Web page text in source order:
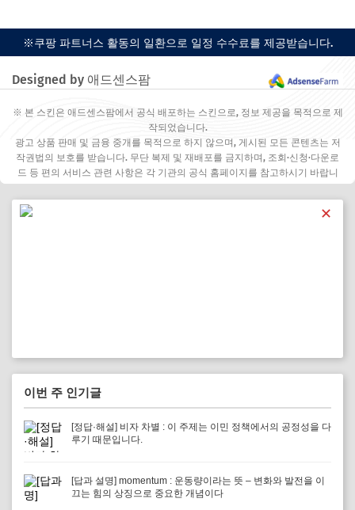
※쿠팡 파트너스 활동의 일환으로 일정 수수료를 제공받습니다.
Designed by 애드센스팜
※ 본 스킨은 애드센스팜에서 공식 배포하는 스킨으로, 정보 제공을 목적으로 제
작되었습니다.
광고 상품 판매 및 금융 중개를 목적으로 하지 않으며, 게시된 모든 콘텐츠는 저
작권법의 보호를 받습니다. 무단 복제 및 재배포를 금지하며, 조회·신청·다운로
드 등 편의 서비스 관련 사항은 각 기관의 공식 홈페이지를 참고하시기 바랍니
✕
이번 주 인기글
[정답·해설] 비자 차별 : 이 주제는 이민 정책에서의 공정성을 다
루기 때문입니다.
[답과 설명] momentum : 운동량이라는 뜻 – 변화와 발전을 이
끄는 힘의 상징으로 중요한 개념이다